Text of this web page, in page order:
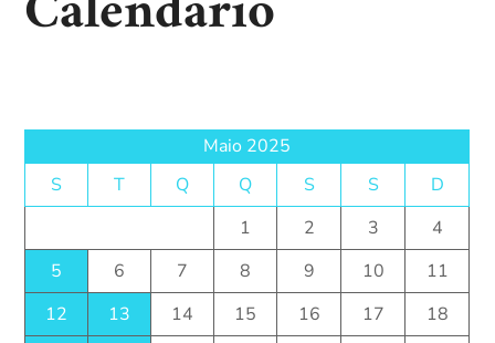
Maio 2025
S
T Q Q S S
D
1
2 3
4
5
6 7 8 9 10
11
12
13 14 15 16 17
18